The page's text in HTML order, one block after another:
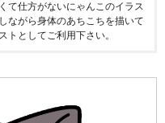
て仕方がないにゃんこのイラス
ながら身体のあちこちを描いて
トとしてご利用下さい。